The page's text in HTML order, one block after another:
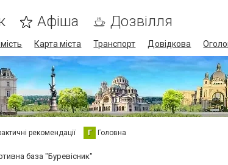
Афіша Дозвілля
Карта міста Транспорт Довідкова
рекомендації Г Головна
база "Буревісник"